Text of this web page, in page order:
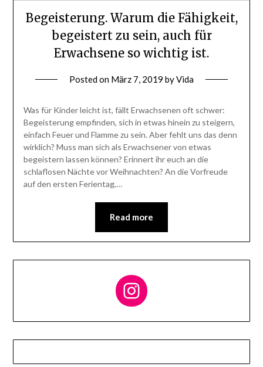
Begeisterung. Warum die Fähigkeit,
begeistert zu sein, auch für
Erwachsene so wichtig ist.
Posted on März 7, 2019 byVida
Was für Kinder leicht ist, fällt Erwachsenen oft schwer:
Begeisterung empfinden, sich in etwas hinein zu steigern,
einfach Feuer und Flamme zu sein. Aber fehlt uns das denn
wirklich? Muss man sich als Erwachsener von etwas
begeistern lassen können? Erinnert ihr euch an die
schlaflosen Nächte vor Weihnachten? An die Vorfreude
auf den ersten Ferientag,…
Read more
Follow me on Instagram